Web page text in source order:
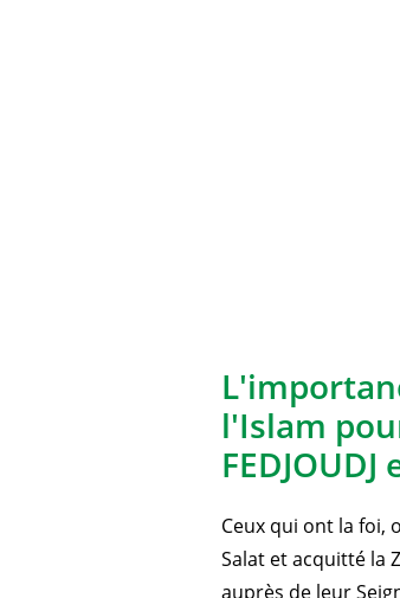
l'Islam
Ceux qui ont la foi,
Salat et acquitté la
auprès de leur